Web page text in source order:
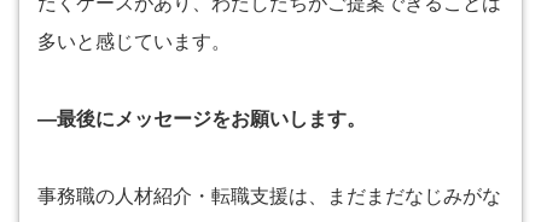
多いと感じています。
―最後にメッセージをお願いします。
事務職の人材紹介・転職支援は、まだまだなじみがな